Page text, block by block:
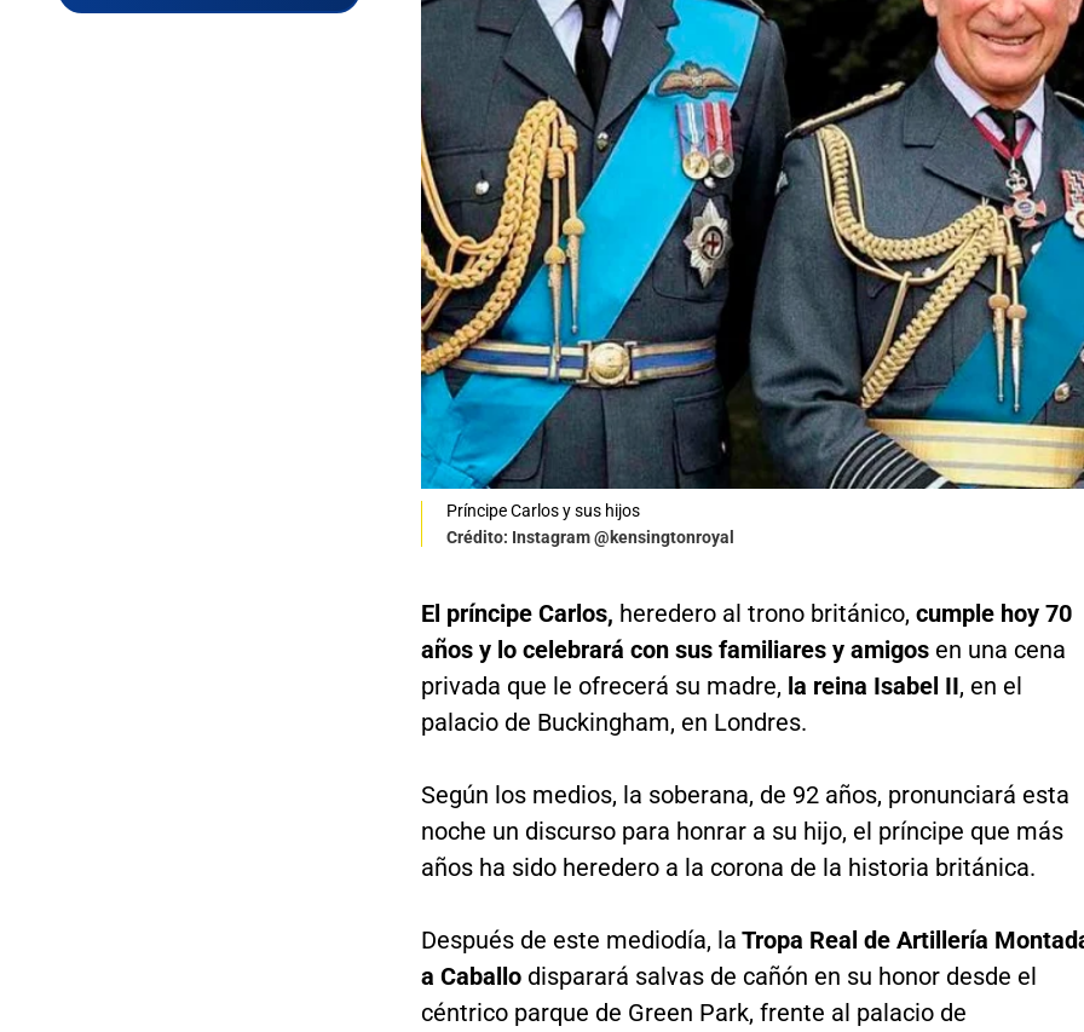
Príncipe Carlos y sus hijos
Crédito: Instagram @kensingtonroyal
El príncipe Carlos, heredero al trono británico, cumple hoy 70
años y lo celebrará con sus familiares y amigos en una cena
privada que le ofrecerá su madre, la reina Isabel II, en el
palacio de Buckingham, en Londres.
Según los medios, la soberana, de 92 años, pronunciará esta
noche un discurso para honrar a su hijo, el príncipe que más
años ha sido heredero a la corona de la historia británica.
Después de este mediodía, la Tropa Real de Artillería
a Caballodisparará salvas de cañón en su honor desde el
céntrico parque de Green Park, frente al palacio de